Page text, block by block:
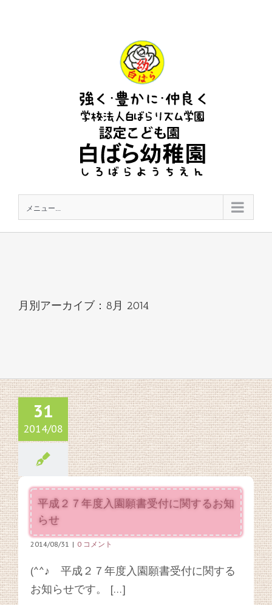
メニュー...
月別アーカイブ： 8月 2014
31
2014/08
平成２７年度入園願書受付に関するお知
らせ
2014/08/31 | 0 コメント
(^^♪ 平成２７年度入園願書受付に関する
お知らせです。 […]